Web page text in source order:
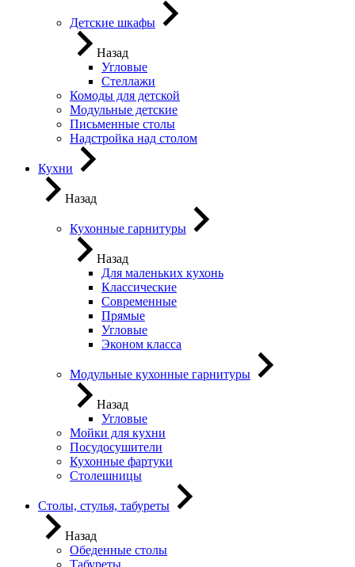
Детские шкафы
Назад
Угловые
Стеллажи
Комоды для детской
Модульные детские
Письменные столы
Надстройка над столом
Кухни
Назад
Кухонные гарнитуры
Назад
Для маленьких кухонь
Классические
Современные
Прямые
Угловые
Эконом класса
Модульные кухонные гарнитуры
Назад
Угловые
Мойки для кухни
Посудосушители
Кухонные фартуки
Столешницы
Столы, стулья, табуреты
Назад
Обеденные столы
Табуреты